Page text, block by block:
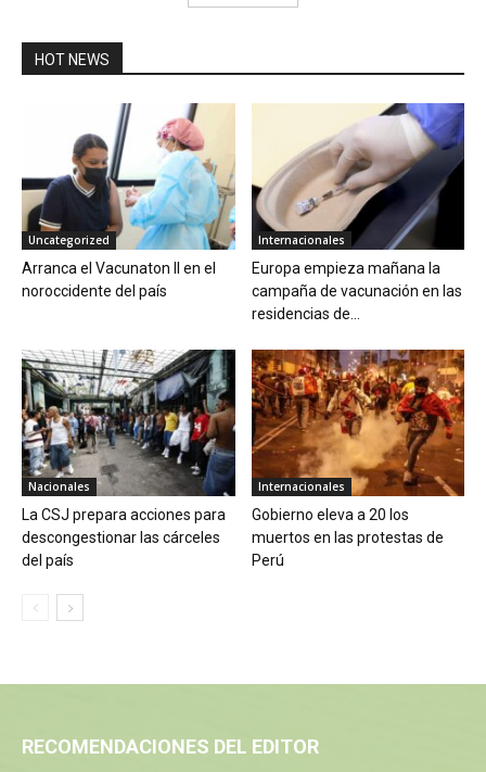
HOT NEWS
Uncategorized
Arranca el Vacunaton II en el
noroccidente del país
Internacionales
Europa empieza mañana la
campaña de vacunación en las
residencias de...
Nacionales
La CSJ prepara acciones para
descongestionar las cárceles
del país
Internacionales
Gobierno eleva a 20 los
muertos en las protestas de
Perú
RECOMENDACIONES DEL EDITOR